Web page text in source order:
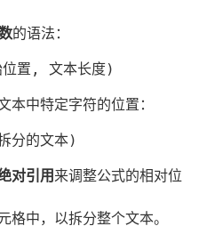
的语法：
置, 文本长度)
本中特定字符的位置：
分的文本)
对引用 来调整公式的相对位
格中，以拆分整个文本。